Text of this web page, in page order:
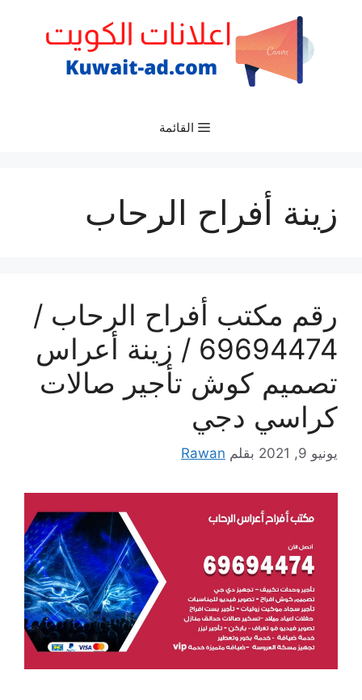
القائمة
زينة أفراح الرحاب
رقم مكتب أفراح الرحاب /
69694474 / زينة أعراس
تصميم كوش تأجير صالات
كراسي دجي
يونيو 9, 2021 بقلم Rawan